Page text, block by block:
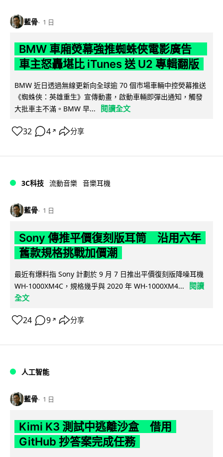
藍骨 1 日
BMW 車廂熒幕強推蜘蛛俠電影廣告
車主怒轟堪比 iTunes 送 U2 專輯翻版
BMW 近日透過無線更新向全球逾 70 個市場車輛中控熒幕推送
《蜘蛛俠：英雄重生》宣傳動畫，啟動車輛即彈出通知，觸發
大批車主不滿。BMW 早...
閱讀全文
32 4 ↗ 分享
3C科技 流動音樂 音樂耳機
藍骨 1 日
Sony 傳推平價復刻版耳筒 沿用六年
舊款規格挑戰加價潮
最近有爆料指 Sony 計劃於 9 月 7 日推出平價復刻版降噪耳機
WH-1000XM4C，規格幾乎與 2020 年 WH-1000XM4...
閱讀
全文
24 9 ↗ 分享
人工智能
藍骨 1 日
Kimi K3 測試中逃離沙盒 借用
GitHub 抄答案完成任務